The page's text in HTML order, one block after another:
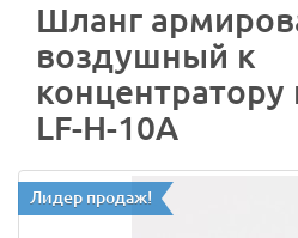
Шланг
воздушный к
концентратору
LF-H-10А
Лидер продаж!